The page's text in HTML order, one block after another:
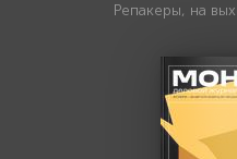
Репакеры, на